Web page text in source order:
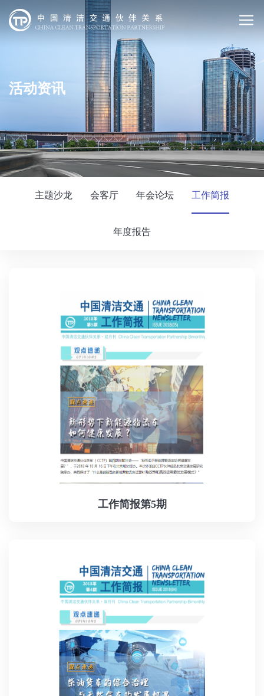
活动资讯
主题沙龙 会客厅 年会论坛 工作简报
年度报告
工作简报第5期